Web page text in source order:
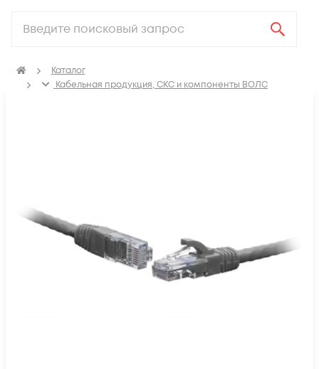
Каталог
Кабельная продукция, СКС и компоненты ВОЛС